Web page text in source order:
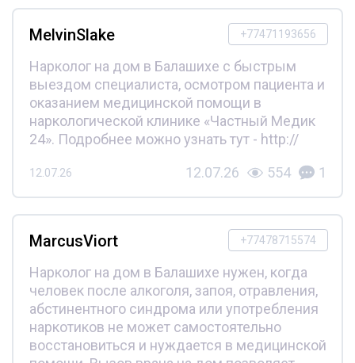
+77471193656
MelvinSlake
Нарколог на дом в Балашихе с быстрым
выездом специалиста, осмотром пациента и
оказанием медицинской помощи в
наркологической клинике «Частный Медик
24». Подробнее можно узнать тут - http://
12.07.26 12.07.26 554 1
+77478715574
MarcusViort
Нарколог на дом в Балашихе нужен, когда
человек после алкоголя, запоя, отравления,
абстинентного синдрома или употребления
наркотиков не может самостоятельно
восстановиться и нуждается в медицинской